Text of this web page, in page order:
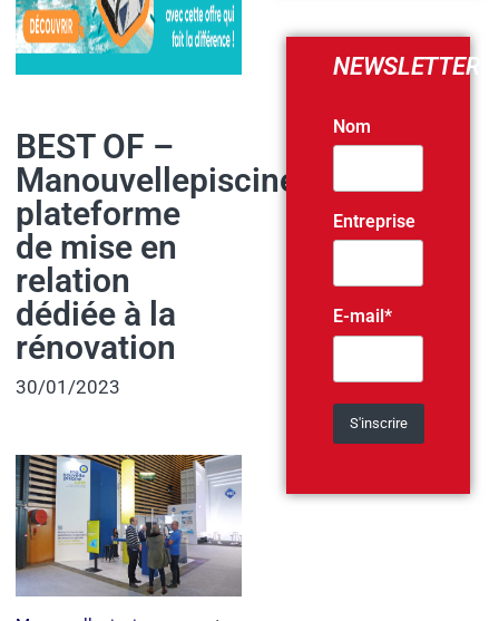
BEST OF –
Manouvellepiscine.com,
plateforme
de mise en
relation
dédiée à la
rénovation
30/01/2023
NEWSLETTER
Nom
Entreprise
E-mail*